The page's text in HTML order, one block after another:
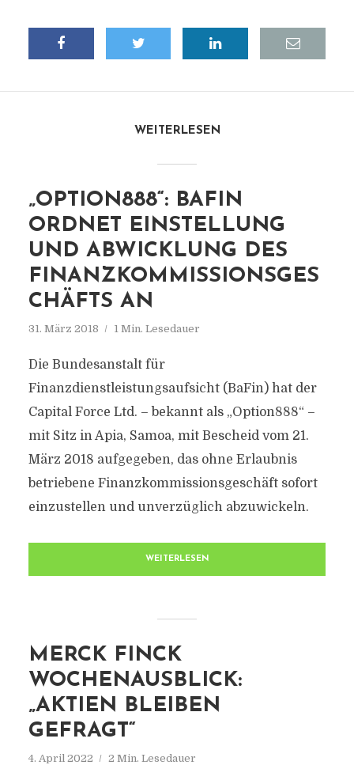
WEITERLESEN
„OPTION888“: BAFIN
ORDNET EINSTELLUNG
UND ABWICKLUNG DES
FINANZKOMMISSIONSGES
CHÄFTS AN
31. März 2018 1 Min. Lesedauer
Die Bundesanstalt für
Finanzdienstleistungsaufsicht (BaFin) hat der
Capital Force Ltd. – bekannt als „Option888“ –
mit Sitz in Apia, Samoa, mit Bescheid vom 21.
März 2018 aufgegeben, das ohne Erlaubnis
betriebene Finanzkommissionsgeschäft sofort
einzustellen und unverzüglich abzuwickeln.
WEITERLESEN
MERCK FINCK
WOCHENAUSBLICK:
„AKTIEN BLEIBEN
GEFRAGT“
4. April 2022 2 Min. Lesedauer